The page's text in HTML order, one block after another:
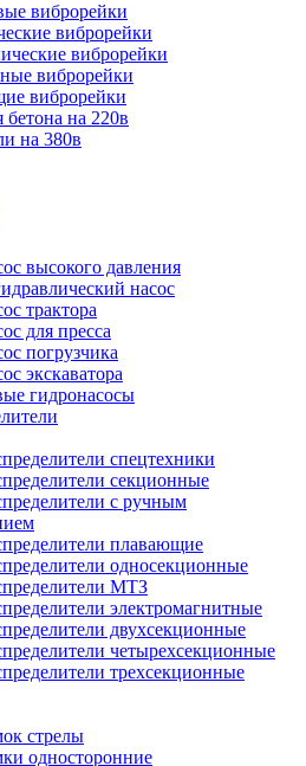
виброрейки
виброрейки
виброрейки
виброрейки
виброрейки
на 220в
на 380в
высокого давления
насос
трактора
для пресса
погрузчика
экскаватора
гидронасосы
спецтехники
секционные
с ручным
плавающие
односекционные
МТЗ
электромагнитные
двухсекционные
четырехсекционные
трехсекционные
стрелы
односторонние